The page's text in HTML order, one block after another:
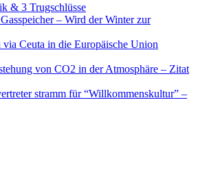
& 3 Trugschlüsse
– Wird der Winter zur
Ceuta in die Europäische Union
von CO2 in der Atmosphäre – Zitat
stramm für “Willkommenskultur” –